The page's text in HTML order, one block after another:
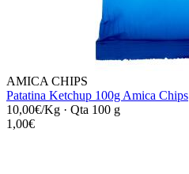
AMICA CHIPS
Patatina Ketchup 100g Amica Chips
10,00€/Kg · Qta 100 g
1,00€